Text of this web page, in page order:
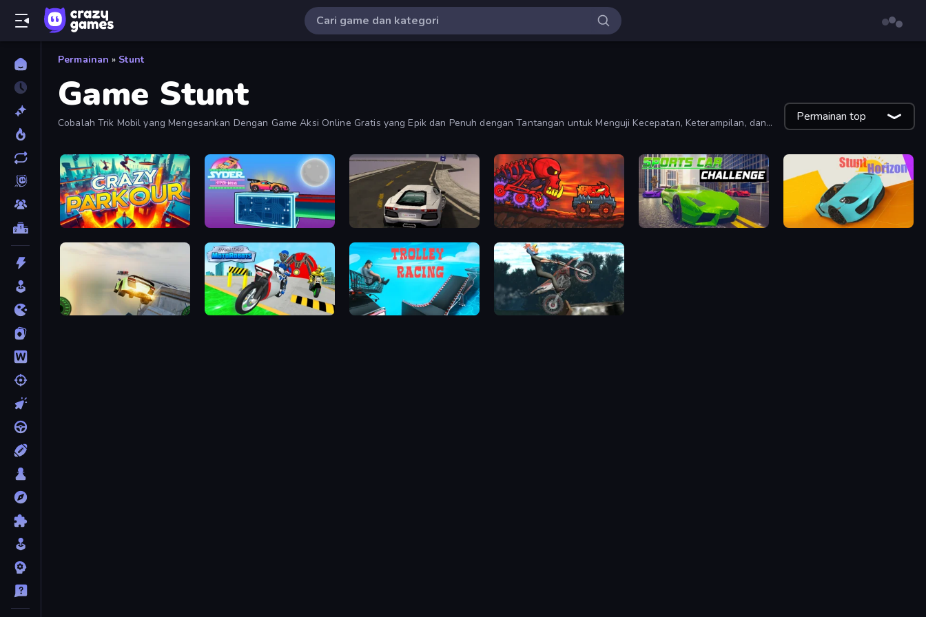
Permainan » Stunt
Game Stunt
Cobalah Trik Mobil yang Mengesankan Dengan Game Aksi Online Gratis yang Epik dan Penuh dengan Tantangan untuk Menguji Kecepatan, Keterampilan, dan
Permainan top
Crazy Parkour Syder Hyper Drive Grand Stunt Auto Car Eats Car: Volcanic Adventure Sports Car Challenge Stunt Horizon
Grand Stunt Auto 2 Moto Robots: Steel Trial Trolley Racing Bike Trial Xtreme Forest